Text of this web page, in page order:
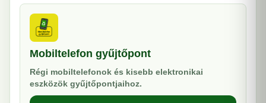
Mobiltelefon gyűjtőpont
Régi mobiltelefonok és kisebb elektronikai
eszközök gyűjtőpontjaihoz.